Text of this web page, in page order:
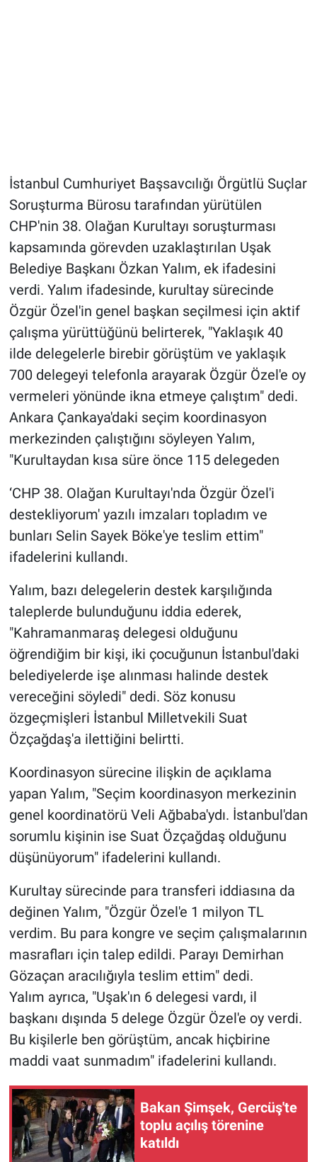
İstanbul Cumhuriyet Başsavcılığı Örgütlü Suçlar
Soruşturma Bürosu tarafından yürütülen
CHP'nin 38. Olağan Kurultayı soruşturması
kapsamında görevden uzaklaştırılan Uşak
Belediye Başkanı Özkan Yalım, ek ifadesini
verdi. Yalım ifadesinde, kurultay sürecinde
Özgür Özel'in genel başkan seçilmesi için aktif
çalışma yürüttüğünü belirterek, "Yaklaşık 40
ilde delegelerle birebir görüştüm ve yaklaşık
700 delegeyi telefonla arayarak Özgür Özel'e oy
vermeleri yönünde ikna etmeye çalıştım" dedi.
Ankara Çankaya'daki seçim koordinasyon
merkezinden çalıştığını söyleyen Yalım,
"Kurultaydan kısa süre önce 115 delegeden
‘CHP 38. Olağan Kurultayı'nda Özgür Özel'i
destekliyorum' yazılı imzaları topladım ve
bunları Selin Sayek Böke'ye teslim ettim"
ifadelerini kullandı.
Yalım, bazı delegelerin destek karşılığında
taleplerde bulunduğunu iddia ederek,
"Kahramanmaraş delegesi olduğunu
öğrendiğim bir kişi, iki çocuğunun İstanbul'daki
belediyelerde işe alınması halinde destek
vereceğini söyledi" dedi. Söz konusu
özgeçmişleri İstanbul Milletvekili Suat
Özçağdaş'a ilettiğini belirtti.
Koordinasyon sürecine ilişkin de açıklama
yapan Yalım, "Seçim koordinasyon merkezinin
genel koordinatörü Veli Ağbaba'ydı. İstanbul'dan
sorumlu kişinin ise Suat Özçağdaş olduğunu
düşünüyorum" ifadelerini kullandı.
Kurultay sürecinde para transferi iddiasına da
değinen Yalım, "Özgür Özel'e 1 milyon TL
verdim. Bu para kongre ve seçim çalışmalarının
masrafları için talep edildi. Parayı Demirhan
Gözaçan aracılığıyla teslim ettim" dedi.
Yalım ayrıca, "Uşak'ın 6 delegesi vardı, il
başkanı dışında 5 delege Özgür Özel'e oy verdi.
Bu kişilerle ben görüştüm, ancak hiçbirine
maddi vaat sunmadım" ifadelerini kullandı.
Bakan Şimşek, Gercüş'te
toplu açılış törenine
katıldı